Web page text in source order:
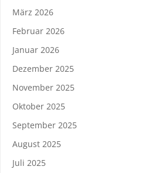
März 2026
Februar 2026
Januar 2026
Dezember 2025
November 2025
Oktober 2025
September 2025
August 2025
Juli 2025